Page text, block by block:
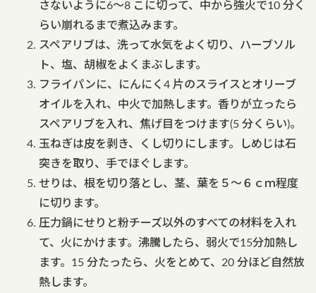
さないように6～8 こに切って、中から強火で10 分く
らい崩れるまで煮込みます。
スペアリブは、洗って水気をよく切り、ハーブソル
ト、塩、胡椒をよくまぶします。
フライパンに、にんにく4 片のスライスとオリーブ
オイルを入れ、中火で加熱します。香りが立ったら
スペアリブを入れ、焦げ目をつけます(5 分くらい)。
玉ねぎは皮を剥き、くし切りにします。しめじは石
突きを取り、手でほぐします。
せりは、根を切り落とし、茎、葉を５～６ｃｍ程度
に切ります。
圧力鍋にせりと粉チーズ以外のすべての材料を入れ
て、火にかけます。沸騰したら、弱火で15分加熱し
ます。15 分たったら、火をとめて、20 分ほど自然放
熱します。